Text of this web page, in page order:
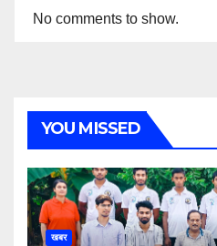
No comments to show.
YOU MISSED
खबर